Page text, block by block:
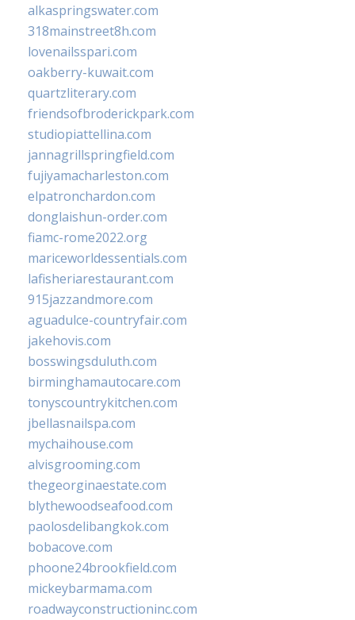
alkaspringswater.com
318mainstreet8h.com
lovenailsspari.com
oakberry-kuwait.com
quartzliterary.com
friendsofbroderickpark.com
studiopiattellina.com
jannagrillspringfield.com
fujiyamacharleston.com
elpatronchardon.com
donglaishun-order.com
fiamc-rome2022.org
mariceworldessentials.com
lafisheriarestaurant.com
915jazzandmore.com
aguadulce-countryfair.com
jakehovis.com
bosswingsduluth.com
birminghamautocare.com
tonyscountrykitchen.com
jbellasnailspa.com
mychaihouse.com
alvisgrooming.com
thegeorginaestate.com
blythewoodseafood.com
paolosdelibangkok.com
bobacove.com
phoone24brookfield.com
mickeybarmama.com
roadwayconstructioninc.com